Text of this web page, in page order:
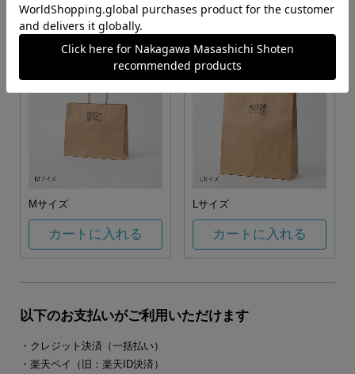
カートに入れる カートに入れる
Mサイズ
カートに入れる
Lサイズ
カートに入れる
以下のお支払いがご利用いただけます
・クレジット決済（一括払い）
・楽天ペイ（旧：楽天ID決済）